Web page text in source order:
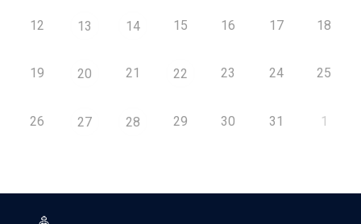
12 13 14 15 16 17 18
19 20 21 22 23 24 25
26 27 28 29 30 31 1